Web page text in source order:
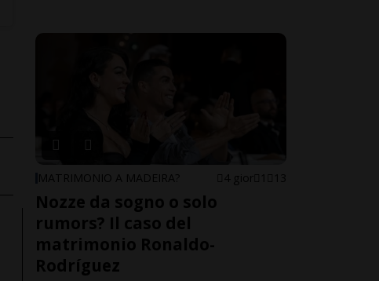
MATRIMONIO A MADEIRA? 4 gior 1 13
Nozze da sogno o solo
rumors? Il caso del
matrimonio Ronaldo-
Rodríguez